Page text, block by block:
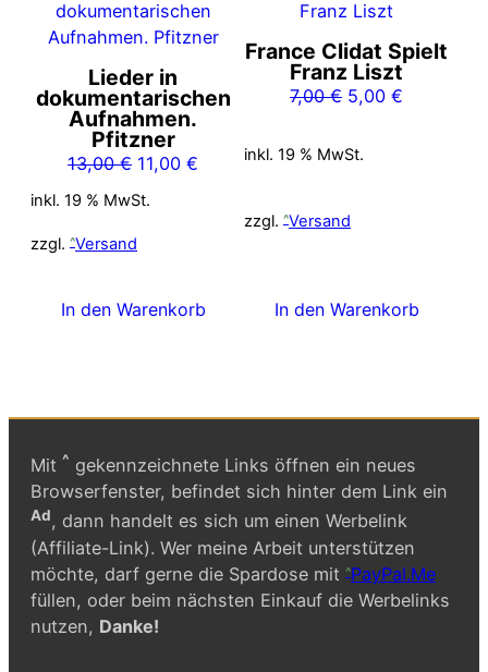
Lieder in
dokumentarischen
Aufnahmen.
Pfitzner
13,00€ Ursprünglicher
Preis
11,00€ Aktueller
inkl. 19 % MwSt.
zzgl. Versand
In den Warenkorb
France Clidat Spielt
Franz Liszt
7,00€ Ursprünglicher
war:
5,00€
inkl. 19 % MwSt.
zzgl. Versand
In den Warenkorb
Mit ^ gekennzeichnete Links öffnen ein neues
Browserfenster, befindet sich hinter dem Link ein
Ad, dann handelt es sich um einen Werbelink
(Affiliate-Link). Wer meine Arbeit unterstützen
möchte, darf gerne die Spardose mit PayPal.Me
füllen, oder beim nächsten Einkauf die Werbelinks
nutzen, Danke!